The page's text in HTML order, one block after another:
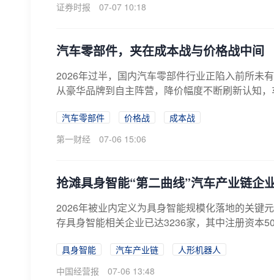
证券时报
07-07 10:18
汽车零部件，夹在成本战与价格战中间
2026年过半，国内汽车零部件行业正陷入前所未
从豪华品牌到自主阵营，降价幅度不断刷新认知
汽车零部件 价格战
成本战
第一财经
07-06 15:06
抢滩具身智能“第二曲线”汽车产业链企
2026年被业内定义为具身智能规模化落地的关键
存具身智能相关企业已达3236家，其中注册资本
具身智能 汽车产业链
人形机器人
中国经营报
07-06 13:48